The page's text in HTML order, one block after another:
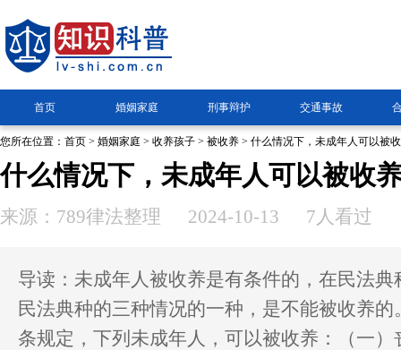
首页 婚姻家庭 刑事辩护 交通事故
您所在位置： 首页 > 婚姻家庭 > 收养孩子 > 被收养 > 什么情况下，未成年人可以被
什么情况下，未成年人可以被收
来源：789律法整理 2024-10-13 7人看过
导读：未成年人被收养是有条件的，在民法
民法典种的三种情况的一种，是不能被收养
条规定，下列未成年人，可以被收养：（一